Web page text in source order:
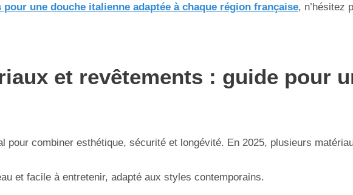
une douche italienne adaptée à chaque région française, n’hésitez
et revêtements : guide pour
pour combiner esthétique, sécurité et longévité. En 2025, plusieurs
et facile à entretenir, adapté aux styles contemporains.